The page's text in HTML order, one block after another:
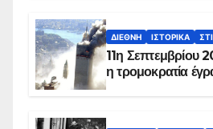
ΔΙΕΘΝΉ ΙΣΤΟΡΙΚΆ
11η Σεπτεμβρίου
η τρομοκρατία